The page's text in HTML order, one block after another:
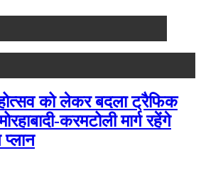
को लेकर बदला ट्रैफिक
करमटोली मार्ग रहेंगे
प्लान